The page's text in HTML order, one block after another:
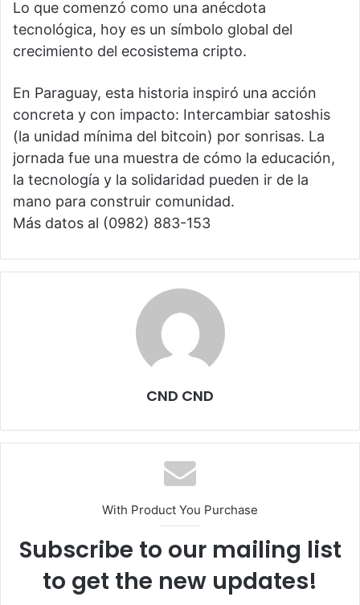
Lo que comenzó como una anécdota
tecnológica, hoy es un símbolo global del
crecimiento del ecosistema cripto.
En Paraguay, esta historia inspiró una acción
concreta y con impacto: Intercambiar satoshis
(la unidad mínima del bitcoin) por sonrisas. La
jornada fue una muestra de cómo la educación,
la tecnología y la solidaridad pueden ir de la
mano para construir comunidad.
Más datos al (0982) 883-153
CND CND
With Product You Purchase
Subscribe to our mailing list
to get the new updates!